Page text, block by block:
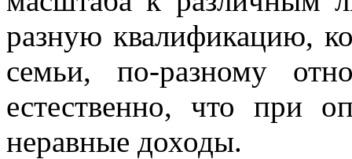
разную квалификацию,
семьи, по-разному
естественно, что при
неравные доходы.